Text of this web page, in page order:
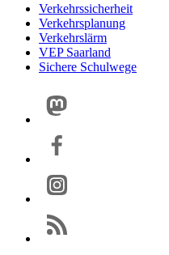
Verkehrssicherheit
Verkehrsplanung
Verkehrslärm
VEP Saarland
Sichere Schulwege